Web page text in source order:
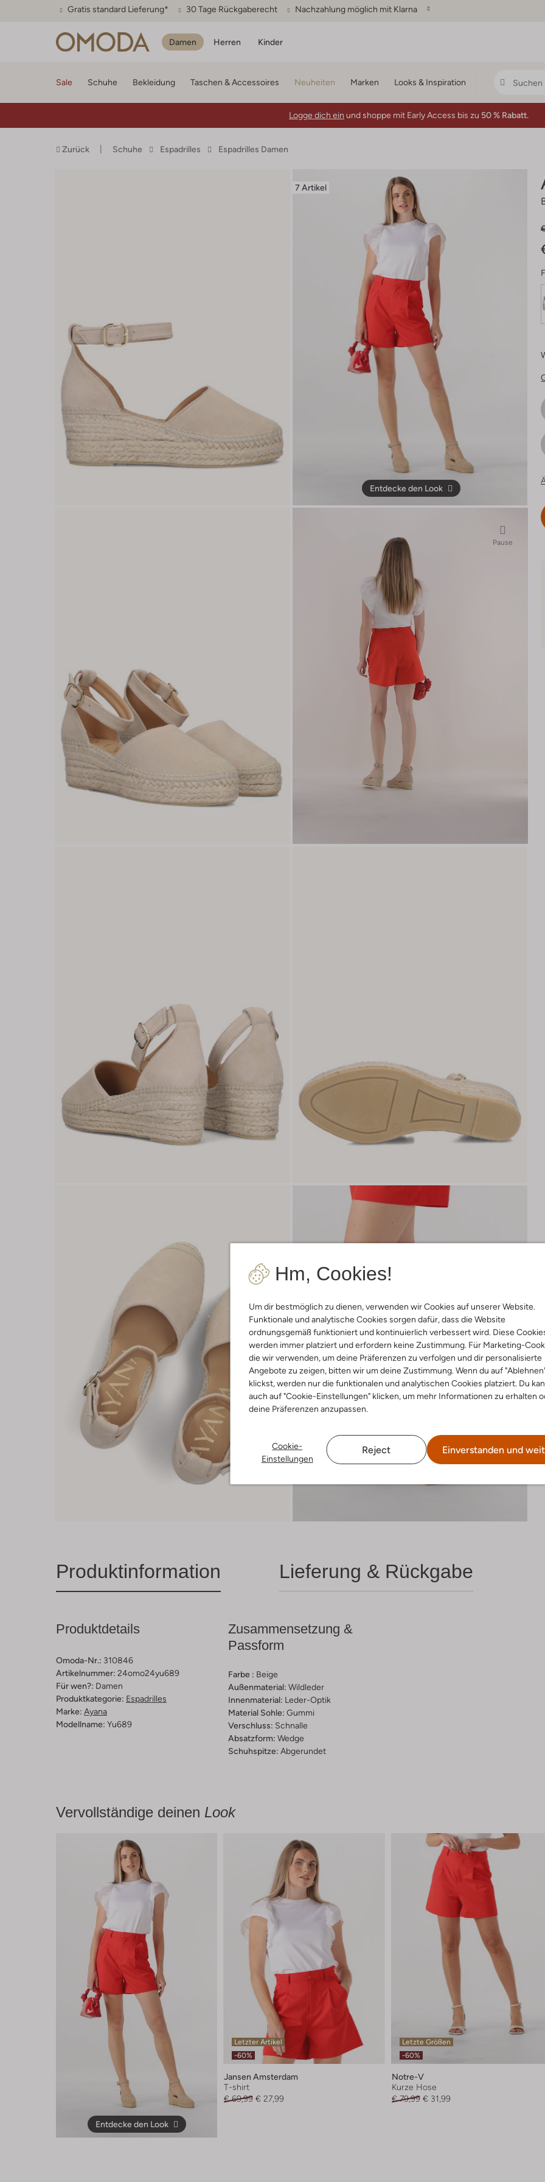
Gratis standard Lieferung* 30 Tage Rückgaberecht Nachzahlung möglich mit Klarna
Damen Herren Kinder
Hm, Cookies!
Um dir bestmöglich zu dienen, verwenden wir Cookies auf unserer Website.
Funktionale und analytische Cookies sorgen dafür, dass die Website
ordnungsgemäß funktioniert und kontinuierlich verbessert wird. Diese
werden immer platziert und erfordern keine Zustimmung. Für Marketing-
die wir verwenden, um deine Präferenzen zu verfolgen und dir personalisierte
Angebote zu zeigen, bitten wir um deine Zustimmung. Wenn du auf
klickst, werden nur die funktionalen und analytischen Cookies platziert. Du
auch auf "Cookie-Einstellungen" klicken, um mehr Informationen zu erhalten
deine Präferenzen anzupassen.
Cookie-
Einstellungen
Reject Einverstanden und
Sale Schuhe Bekleidung Taschen & Accessoires Neuheiten Marken Looks & Inspiration
Logge dich ein und shoppe mit Early Access bis zu 50 % Rabatt.
Zurück Schuhe Espadrilles Espadrilles Damen
7 Artikel
Entdecke den Look
Pause
Produktinformation Lieferung & Rückgabe
Produktdetails
Omoda-Nr.: 310846
Artikelnummer: 24omo24yu689
Für wen?: Damen
Produktkategorie: Espadrilles
Marke: Ayana
Modellname: Yu689
Zusammensetzung &
Passform
Farbe : Beige
Außenmaterial: Wildleder
Innenmaterial: Leder-Optik
Material Sohle: Gummi
Verschluss: Schnalle
Absatzform: Wedge
Schuhspitze: Abgerundet
Vervollständige deinen Look
Entdecke den Look
Letzter Artikel
-60%
Jansen Amsterdam
T-shirt
€ 69,99 € 27,99
Letzte Größen
-60%
Notre-V
Kurze Hose
€ 79,99 € 31,99